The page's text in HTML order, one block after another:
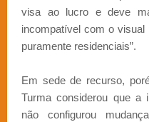
visa ao lucro e deve
incompatível com o
puramente residenciais”.
Em sede de recurso,
Turma considerou que a
não configurou